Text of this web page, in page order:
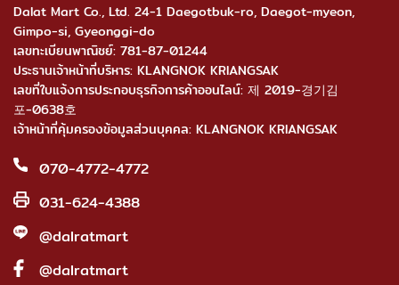
Dalat Mart Co., Ltd. 24-1 Daegotbuk-ro, Daegot-myeon,
Gimpo-si, Gyeonggi-do
เลขทะเบียนพาณิชย์: 781-87-01244
ประธานเจ้าหน้าที่บริหาร: KLANGNOK KRIANGSAK
เลขที่ใบแจ้งการประกอบธุรกิจการค้าออนไลน์: 제 2019-경기김
포-0638호
เจ้าหน้าที่คุ้มครองข้อมูลส่วนบุคคล: KLANGNOK KRIANGSAK
070-4772-4772
031-624-4388
@dalratmart
@dalratmart